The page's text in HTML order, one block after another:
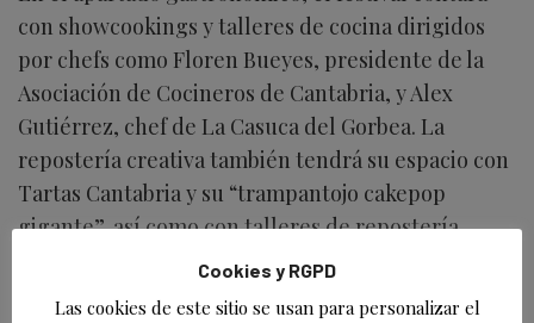
con showcookings y talleres de cocina dirigidos
por chefs como Floren Bueyes, presidente de la
Asociación de Cocineros de Cantabria, y Alex
Gutiérrez, chef de La Casuca del Gorbea. La
repostería creativa también tendrá su espacio con
Tartas Cantabria y su “trampantojo cakepop
gigante”, así como con talleres de repostería
saludable de la mano de Margot Sendino.
Las charlas reunirán a investigadores y
Cookies y RGPD
Las cookies de este sitio se usan para personalizar el